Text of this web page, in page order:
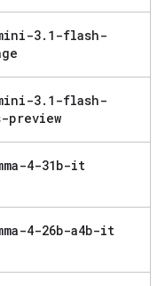
3. 1-flash-
3. 1-flash-
preview
4-31b-it
4-26b-a4b-it